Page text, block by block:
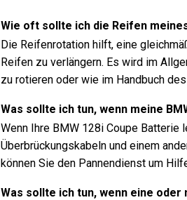
Wie oft sollte ich die Reifen
Die Reifenrotation hilft, eine
Reifen zu verlängern. Es wird im
zu rotieren oder wie im Handbuch
Was sollte ich tun, wenn meine
Wenn Ihre BMW 128i Coupe
Überbrückungskabeln und einem
können Sie den Pannendienst um
Was sollte ich tun, wenn eine